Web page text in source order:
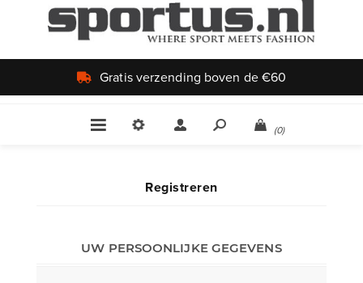
Gratis verzending boven de €60
(0)
Registreren
UW PERSOONLIJKE GEGEVENS